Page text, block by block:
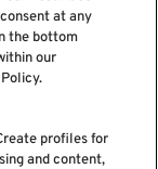
at any
the bottom
our
profiles for
and content,